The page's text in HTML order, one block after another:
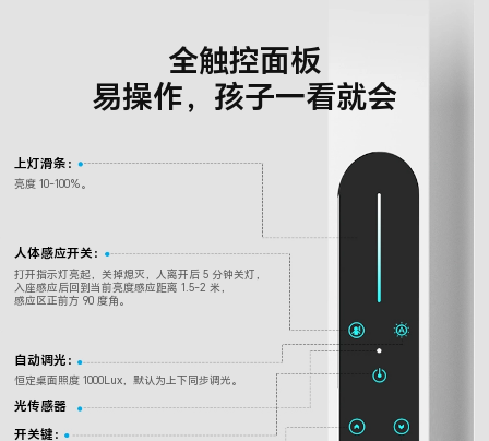
全触控面板
易操作，孩子一看就会
人体感应开关：
打开指示灯亮起，关掉熄灭，人离开后 5 分钟关灯，
入座感应后回到当前亮度感应距离 1.5-2 米，
感应区正前方 90 度角。
上灯滑条：
亮度 10-100%。
光传感器
自动调光：
恒定桌面照度 1000Lux，默认为上下同步调光。
开关键：